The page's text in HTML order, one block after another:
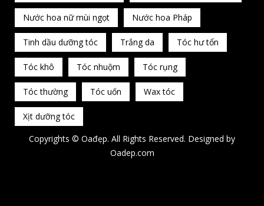
Nước hoa nữ mùi ngọt Nước hoa Pháp
Tinh dầu dưỡng tóc Trắng da Tóc hư tổn
Tóc khô Tóc nhuộm Tóc rụng
Tóc thường Tóc uốn Wax tóc
Xịt dưỡng tóc
Copyrights © Oađẹp. All Rights Reserved. Designed by
Oadep.com